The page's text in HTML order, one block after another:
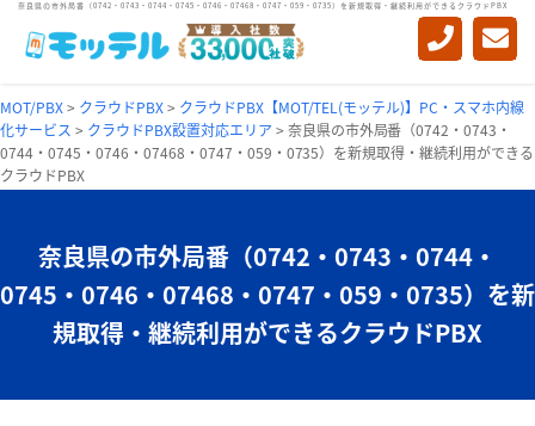
奈良県の市外局番（0742・0743・0744・0745・0746・07468・0747・059・0735）を新規取得・継続利用ができるクラウドPBX
MOT/PBX> クラウドPBX> クラウドPBX【MOT/TEL(モッテル)】PC・スマホ内線
化サービス > クラウドPBX設置対応エリア > 奈良県の市外局番（0742・0743・
0744・0745・0746・07468・0747・059・0735）を新規取得・継続利用ができる
クラウドPBX
奈良県の市外局番 （0742・0743・0744・
0745・0746・07468・0747・059・0735）を新
規取得・継続利用ができるクラウドPBX